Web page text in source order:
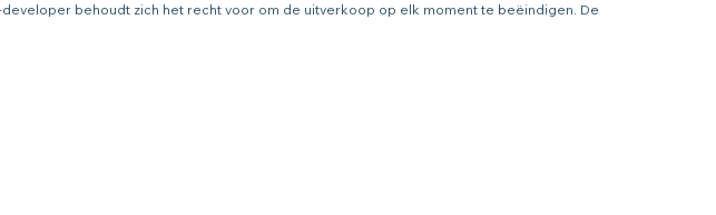
behoudt zich het recht voor om de uitverkoop op elk moment te beëindigen. De